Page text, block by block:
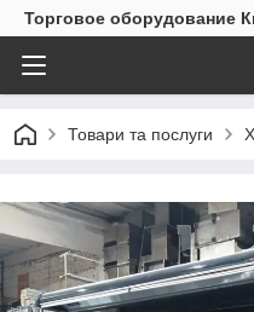
Торговое оборудование
Товари та послуги